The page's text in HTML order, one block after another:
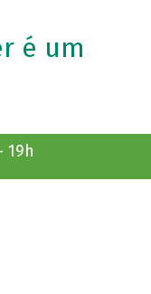
é um
19h